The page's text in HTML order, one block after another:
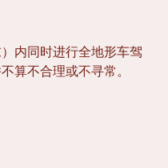
内同时进行全地形车驾
算不合理或不寻常。